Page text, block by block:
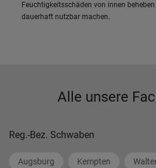
Feuchtigkeitsschäden von innen
dauerhaft nutzbar machen.
Alle unsere
Reg.-Bez. Schwaben
Augsburg Kempten